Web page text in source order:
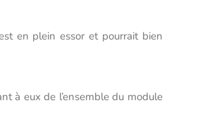
en plein essor et pourrait bien
à eux de l’ensemble du module